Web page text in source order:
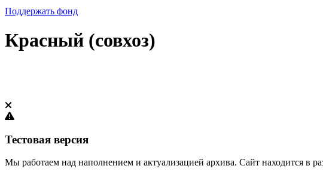
Поддержать фонд
Красный (совхоз)
Тестовая версия
Мы работаем над наполнением и актуализацией архива. Сайт находится в